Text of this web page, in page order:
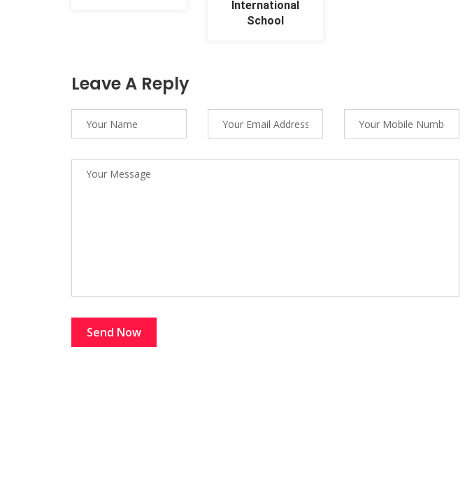
International
School
Leave A Reply